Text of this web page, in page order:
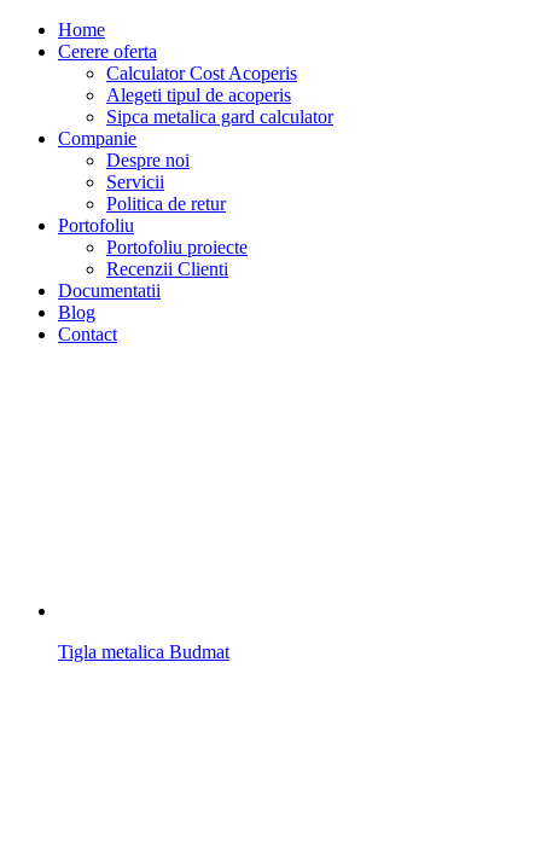
Home
Cerere oferta
Calculator Cost Acoperis
Alegeti tipul de acoperis
Sipca metalica gard calculator
Companie
Despre noi
Servicii
Politica de retur
Portofoliu
Portofoliu proiecte
Recenzii Clienti
Documentatii
Blog
Contact
Tigla metalica Budmat